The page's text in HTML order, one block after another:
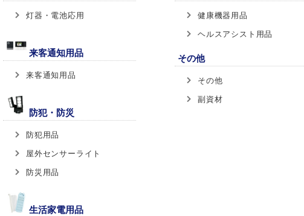
灯器・電池応用
来客通知用品
来客通知用品
防犯・防災
防犯用品
屋外センサーライト
防災用品
生活家電用品
健康機器用品
ヘルスアシスト用品
その他
その他
副資材